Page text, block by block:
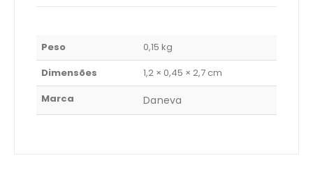
Peso
0,15 kg
Dimensões
1,2 × 0,45 × 2,7 cm
Marca
Daneva